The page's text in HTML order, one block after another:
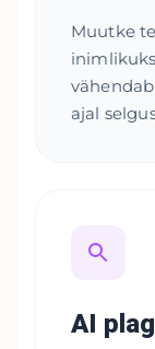
Muutke
ajal
AI